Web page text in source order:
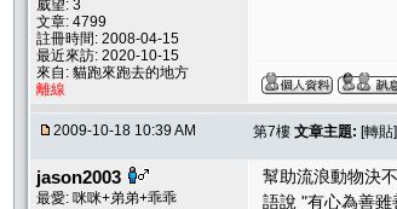
威望: 3
文章: 4799
註冊時間: 2008-04-15
最近來訪: 2020-10-15
來自: 貓跑來跑去的地方
離線
2009-10-18 10:39 AM 第7樓 文章主題: [轉
jason2003
最愛: 咪咪+弟弟+乖乖
幫助流浪動物決
語說 "有心為善